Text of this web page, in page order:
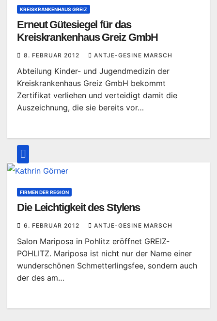
KREISKRANKENHAUS GREIZ
Erneut Gütesiegel für das
Kreiskrankenhaus Greiz GmbH
8. FEBRUAR 2012 ANTJE-GESINE MARSCH
Abteilung Kinder- und Jugendmedizin der
Kreiskrankenhaus Greiz GmbH bekommt
Zertifikat verliehen und verteidigt damit die
Auszeichnung, die sie bereits vor…
FIRMEN DER REGION
Die Leichtigkeit des Stylens
6. FEBRUAR 2012 ANTJE-GESINE MARSCH
Salon Mariposa in Pohlitz eröffnet GREIZ-
POHLITZ. Mariposa ist nicht nur der Name einer
wunderschönen Schmetterlingsfee, sondern auch
der des am…